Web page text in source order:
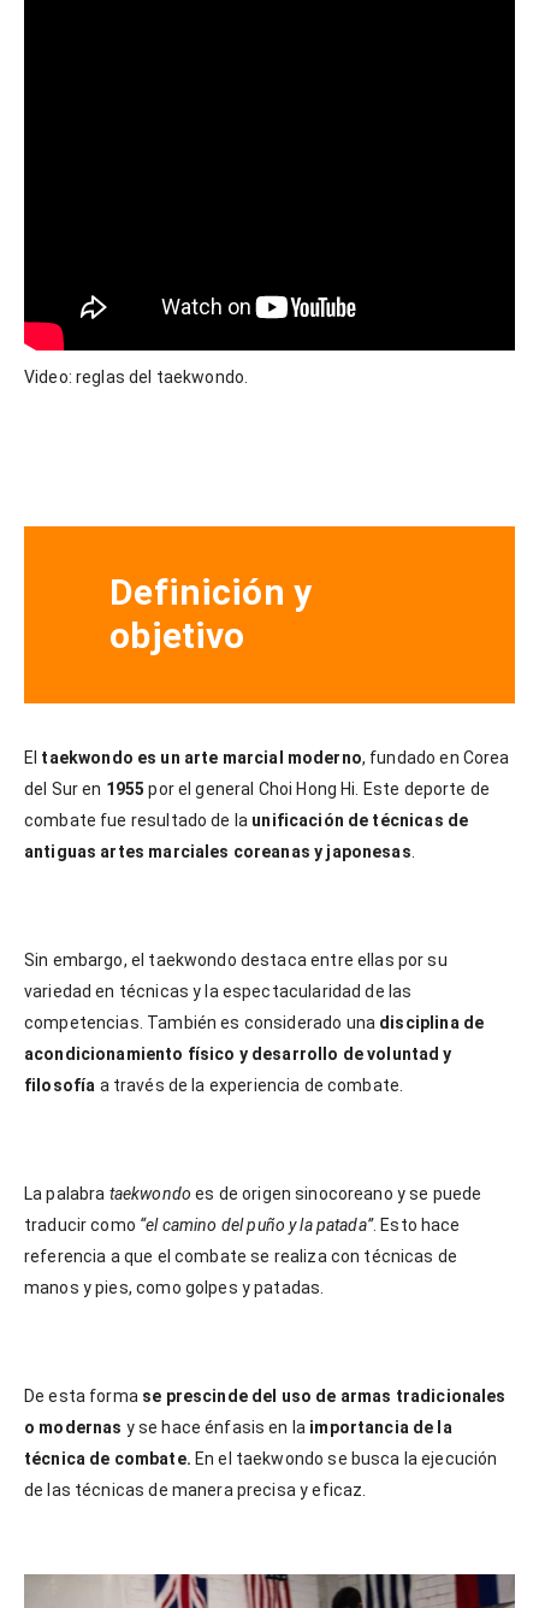
Video: reglas del taekwondo.
Definición y
objetivo
El taekwondo es un arte marcial moderno, fundado en Corea
del Sur en 1955 por el general Choi Hong Hi. Este deporte de
combate fue resultado de la unificación de técnicas de
antiguas artes marciales coreanas y japonesas
Sin embargo, el taekwondo destaca entre ellas por su
variedad en técnicas y la espectacularidad de las
competencias. También es considerado una disciplina de
acondicionamiento físico y desarrollo de voluntad y
filosofía a través de la experiencia de combate.
La palabra taekwondo es de origen sinocoreano y se puede
traducir como “el camino del puño y la patada”. Esto hace
referencia a que el combate se realiza con técnicas de
manos y pies, como golpes y patadas.
De esta forma se prescinde del uso de armas tradicionales
o modernas y se hace énfasis en la importancia de la
técnica de combate. En el taekwondo se busca la ejecución
de las técnicas de manera precisa y eficaz.